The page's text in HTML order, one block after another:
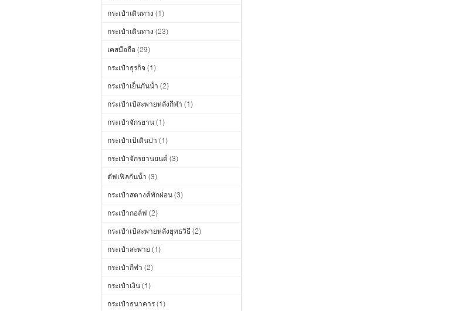
กระเป๋าเดินทาง (1)
กระเป๋าเดินทาง (23)
เคสมือถือ (29)
กระเป๋าธุรกิจ (1)
กระเป๋าเย็นกันน้ํา (2)
กระเป๋าเป้สะพายหลังกีฬา (1)
กระเป๋าจักรยาน (1)
กระเป๋าเป้เดินป่า (1)
กระเป๋าจักรยานยนต์ (3)
ดัฟเฟิลกันน้ํา (3)
กระเป๋าสตางค์พักผ่อน (3)
กระเป๋ากอล์ฟ (2)
กระเป๋าเป้สะพายหลังยุทธวิธี (2)
กระเป๋าสะพาย (1)
กระเป๋ากีฬา (2)
กระเป๋าเงิน (1)
กระเป๋าธนาคาร (1)